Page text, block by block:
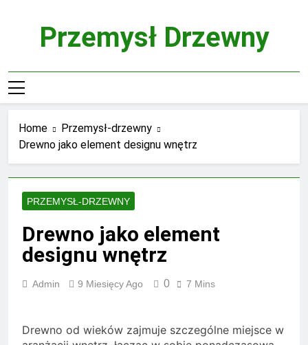
Przemysł Drzewny
Home
Przemysł-drzewny
Drewno jako element designu wnętrz
PRZEMYSŁ-DRZEWNY
Drewno jako element
designu wnętrz
Admin 9 Miesięcy Ago 0 7 Mins
Drewno od wieków zajmuje szczególne miejsce w